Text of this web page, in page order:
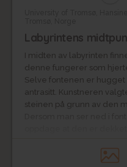
Labyrintens
I midten av labyrinten
denne fungerer som
Selve fontenen er hugget
antrasitt. Kunstneren
steinen på grunn av den
stjernehimmelen over